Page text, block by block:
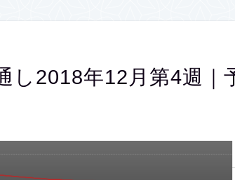
し2018年12月第4週｜